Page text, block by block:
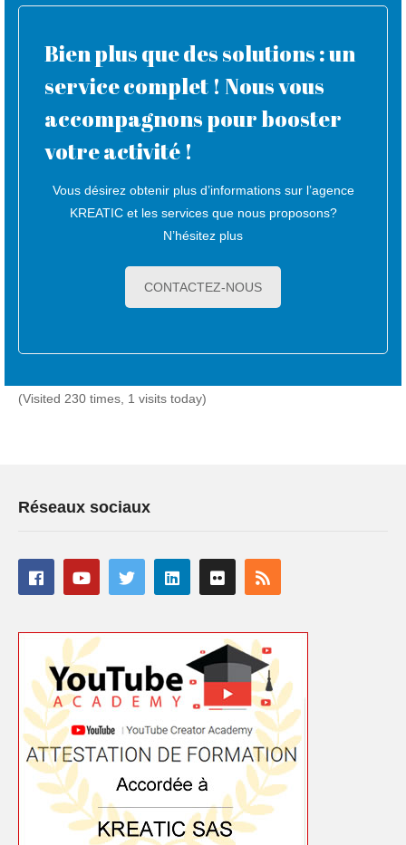
Bien plus que des solutions : un
service complet ! Nous vous
accompagnons pour booster
votre activité !
Vous désirez obtenir plus d’informations sur l’agence
KREATIC et les services que nous proposons?
N’hésitez plus
CONTACTEZ-NOUS
(Visited 230 times, 1 visits today)
Réseaux sociaux